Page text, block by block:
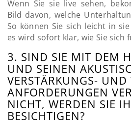
Wenn Sie sie live sehen,
Bild davon, welche
So können Sie sich leicht in
es wird sofort klar, wie Sie sich
3. SIND SIE MIT DEM
UND SEINEN
VERSTÄRKUNGS- UND
ANFORDERUNGEN
NICHT, WERDEN SIE
BESICHTIGEN?